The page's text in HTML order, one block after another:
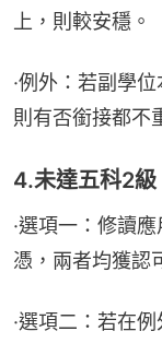
上，則較安穩。
·例外：若副學
則有否銜接都不
4.未達五科2級
·選項一：修讀
憑，兩者均獲認
·選項二：若在